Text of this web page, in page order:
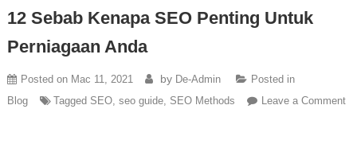
12 Sebab Kenapa SEO Penting Untuk
Perniagaan Anda
Posted on Mac 11, 2021 by De-Admin
Posted in
Blog
Tagged SEO, seo guide, SEO Methods Leave a Comment